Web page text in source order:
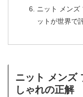
ニット メンズ
ットが世界で
ニット メンズ
しゃれの正解